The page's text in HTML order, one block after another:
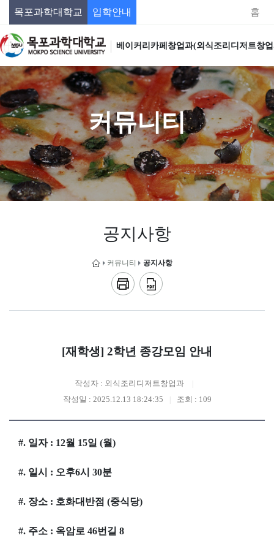
목포과학대학교 입학안내 홈
베이커리카페창업과(외식조리디저트창
커뮤니티
공지사항
커뮤니티 공지사항
[재학생] 2학년 종강모임 안내
작성자 : 외식조리디저트창업과
작성일 : 2025.12.13 18:24:35
조회 : 109
#. 일자 : 12월 15일 (월)
#. 일시 : 오후6시 30분
#. 장소 : 호화대반점 (중식당)
#. 주소 : 옥암로 46번길 8